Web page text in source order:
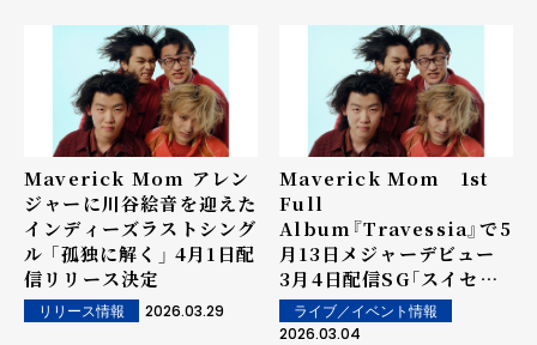
Maverick Mom アレン
ジャーに川谷絵音を迎えた
インディーズラストシング
ル 「孤独に解く」 4月1日配
信リリース決定
リリース情報 2026.03.29
Maverick Mom 1st
Full
Album『Travessia』で5
月13日メジャーデビュー
3月4日配信SG「スイセン」
リリース 5月より初の全国
ツアー開催も決定
ライブ／イベント情報
2026.03.04